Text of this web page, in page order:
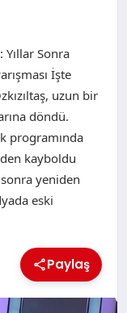
Yıllar Sonra
İşte
uzun bir
döndü.
programında
kayboldu
yeniden
eski
Paylaş